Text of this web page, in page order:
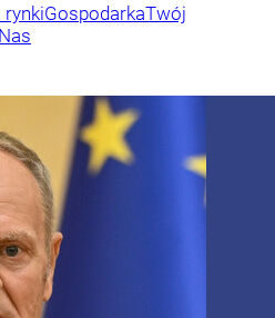
rynkiGospodarkaTwój